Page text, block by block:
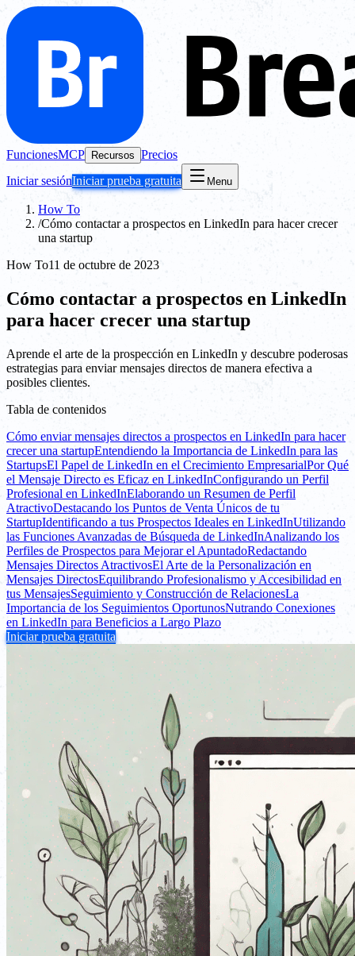
FuncionesMCP Recursos Precios
Iniciar sesiónIniciar prueba gratuita Menu
How To
/Cómo contactar a prospectos en LinkedIn para hacer crecer
una startup
How To11 de octubre de 2023
Cómo contactar a prospectos en LinkedIn
para hacer crecer una startup
Aprende el arte de la prospección en LinkedIn y descubre poderosas
estrategias para enviar mensajes directos de manera efectiva a
posibles clientes.
Tabla de contenidos
Cómo enviar mensajes directos a prospectos en LinkedIn para hacer
crecer una startupEntendiendo la Importancia de LinkedIn para las
StartupsEl Papel de LinkedIn en el Crecimiento EmpresarialPor Qué
el Mensaje Directo es Eficaz en LinkedInConfigurando un Perfil
Profesional en LinkedInElaborando un Resumen de Perfil
AtractivoDestacando los Puntos de Venta Únicos de tu
StartupIdentificando a tus Prospectos Ideales en LinkedInUtilizando
las Funciones Avanzadas de Búsqueda de LinkedInAnalizando los
Perfiles de Prospectos para Mejorar el ApuntadoRedactando
Mensajes Directos AtractivosEl Arte de la Personalización en
Mensajes DirectosEquilibrando Profesionalismo y Accesibilidad en
tus MensajesSeguimiento y Construcción de RelacionesLa
Importancia de los Seguimientos OportunosNutrando Conexiones
en LinkedIn para Beneficios a Largo Plazo
Iniciar prueba gratuita